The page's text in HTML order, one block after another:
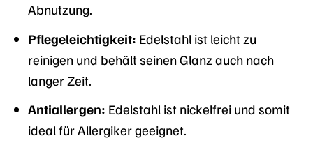
Abnutzung.
Pflegeleichtigkeit: Edelstahl ist leicht zu
reinigen und behält seinen Glanz auch nach
langer Zeit.
Antiallergen: Edelstahl ist nickelfrei und somit
ideal für Allergiker geeignet.